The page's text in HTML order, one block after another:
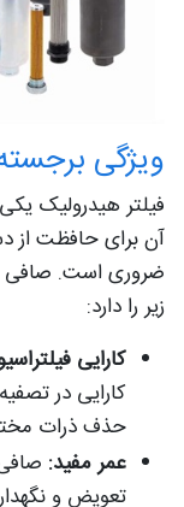
ویژگی
فیلتر هیدرولیک
آن برای حافظت از
ضروری است. صافی
زیر را دارد:
کارایی
کارایی در
حذف ذرات
عمر مفید:
تعویض و